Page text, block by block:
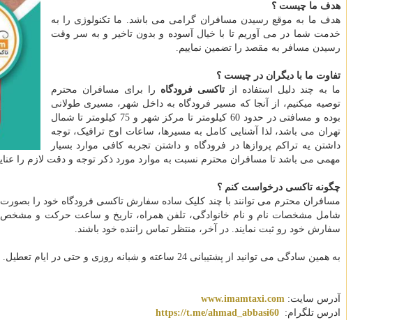
هدف ما چیست ؟
هدف ما به موقع رسیدن مسافران گرامی می باشد. ما تکنولوژی را به
خدمت شما در می آوریم تا با خیال آسوده و بدون تاخیر و به سر وقت
رسیدن مسافر به مقصد را تضمین نماییم.
تفاوت ما با دیگران در چیست ؟
ما به چند دلیل استفاده ازتاکسی فرودگاه را برای مسافران محترم
توصیه میکنیم، از آنجا که مسیر فرودگاه به داخل شهر، مسیری طولانی
بوده و مسافتی در حدود 60 کیلومتر تا مرکز شهر و 75 کیلومتر تا شمال
تهران می باشد، لذا آشنایی کامل به مسیرها، ساعات اوج ترافیک، توجه
داشتن یه تراکم پروازها در فرودگاه و داشتن تجربه کافی موارد بسیار
مهمی می باشد تا مسافران محترم نسبت به موارد مورد ذکر توجه و دقت لازم را
چگونه تاکسی درخواست کنم ؟
مسافران محترم می توانند با چند کلیک ساده سفارش تاکسی فرودگاه خود را بصورت
شامل مشخصات نام و نام خانوادگی، تلفن همراه، تاریخ و ساعت حرکت و مشخص
سفارش خود رو ثبت نمایند. در آخر، منتظر تماس راننده خود باشند.
به همین سادگی می توانید از پشتیبانی 24 ساعته و شبانه روزی و حتی در ایام تعطیل.
آدرس سایت: www.imamtaxi.com
ادرس تلگرام: https://t.me/ahmad_abbasi60